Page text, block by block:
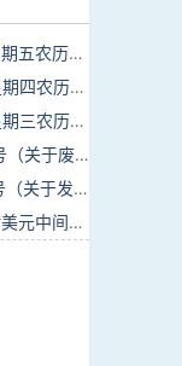
外贸简讯：2026年8月7日星期五农历六月廿五
外贸简讯：2026年8月6日星期四农历六月廿四
外贸简讯：2026年8月5日星期三农历六月廿三
海关总署公告2026年第112号（关于废止部分卫生检疫类规范性文件的公告）
海关总署公告2026年第111号（关于发布《进出境动植物检疫处理监督管理工作规定》《进出境卫生处理监督管理工作规定》的公告）
2026年8月7日周五人民币对美元中间价报6.7904调贬9个基点